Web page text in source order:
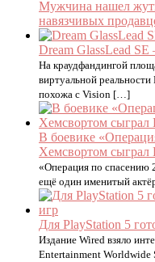
Мужчина нашел
навязчивых
Dream GlassLead
На краудфандингой
виртуальной
похожа с Vision […]
В боевике
Хемсвортом сыграл
«Операция по спасению
ещё один именитый
Для PlayStation 5
Издание Wired взяло
Entertainment Worldwide